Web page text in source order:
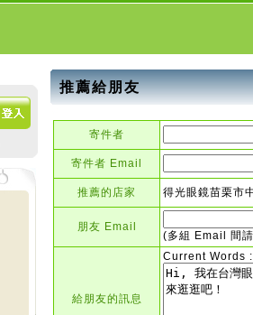
推薦給朋友
寄件者
寄件者 Email
推薦的店家 得光眼鏡苗栗市
朋友 Email
(多組 Email 間
給朋友的訊息
Current Words